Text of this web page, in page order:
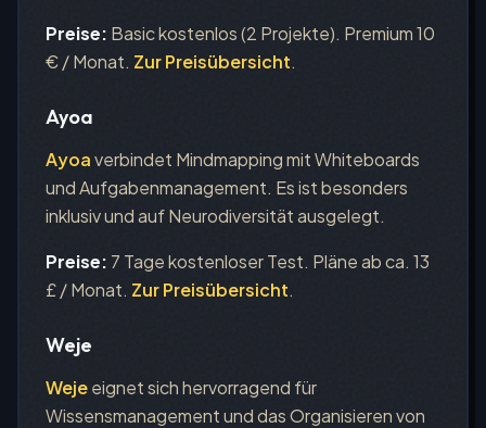
Preise: Basic kostenlos (2 Projekte). Premium 10
€ / Monat. Zur Preisübersicht.
Ayoa
Ayoaverbindet Mindmapping mit Whiteboards
und Aufgabenmanagement. Es ist besonders
inklusiv und auf Neurodiversität ausgelegt.
Preise: 7 Tage kostenloser Test. Pläne ab ca. 13
£ / Monat. Zur Preisübersicht.
Weje
Wejeeignet sich hervorragend für
Wissensmanagement und das Organisieren von